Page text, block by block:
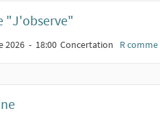
"J'observe"
2026 - 18:00 Concertation R